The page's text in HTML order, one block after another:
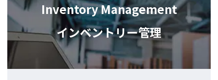
Inventory Management
インベントリー管理